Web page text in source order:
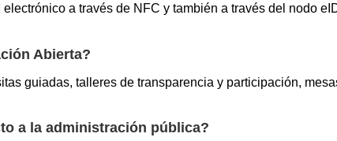
a través de NFC y también a través del nodo
Abierta?
guiadas, talleres de transparencia y participación,
a la administración pública?